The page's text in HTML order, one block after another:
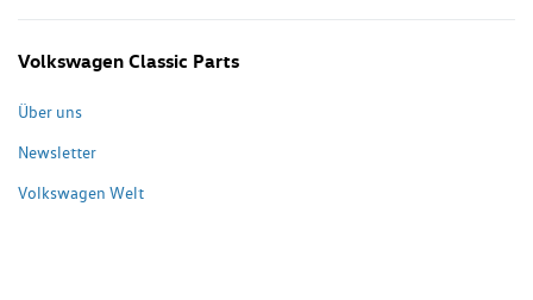
Volkswagen Classic Parts
Über uns
Newsletter
Volkswagen Welt